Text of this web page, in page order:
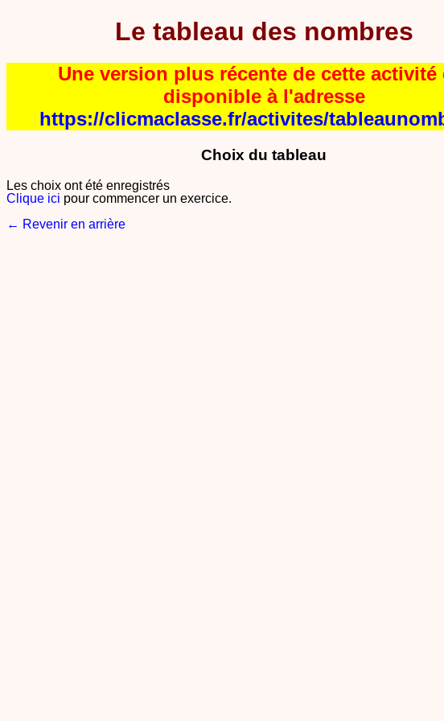
Le tableau des nombres
Une version plus récente de cette activité
disponible à l'adresse
https://clicmaclasse.fr/activites/
Choix du tableau
Les choix ont été enregistrés
Clique ici pour commencer un exercice.
← Revenir en arrière